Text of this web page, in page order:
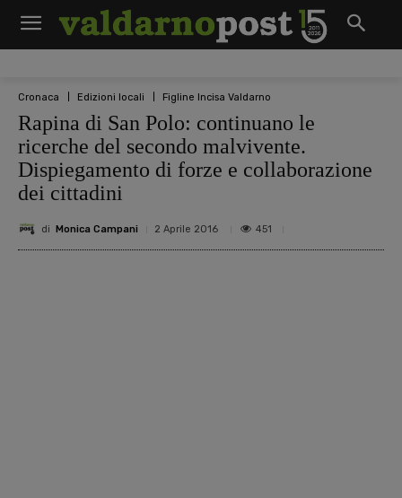
Cronaca Edizioni locali Figline Incisa Valdarno
Rapina di San Polo: continuano le
ricerche del secondo malvivente.
Dispiegamento di forze e collaborazione
dei cittadini
di Monica Campani 2 Aprile 2016 451